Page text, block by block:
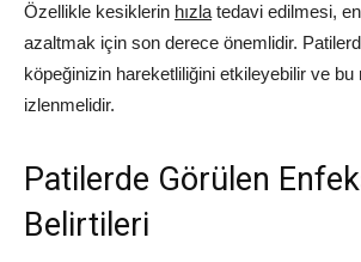
Özellikle kesiklerin hızla tedavi edilmesi,
azaltmak için son derece önemlidir.
köpeğinizin hareketliliğini etkileyebilir ve bu
izlenmelidir.
Patilerde Görülen
Belirtileri